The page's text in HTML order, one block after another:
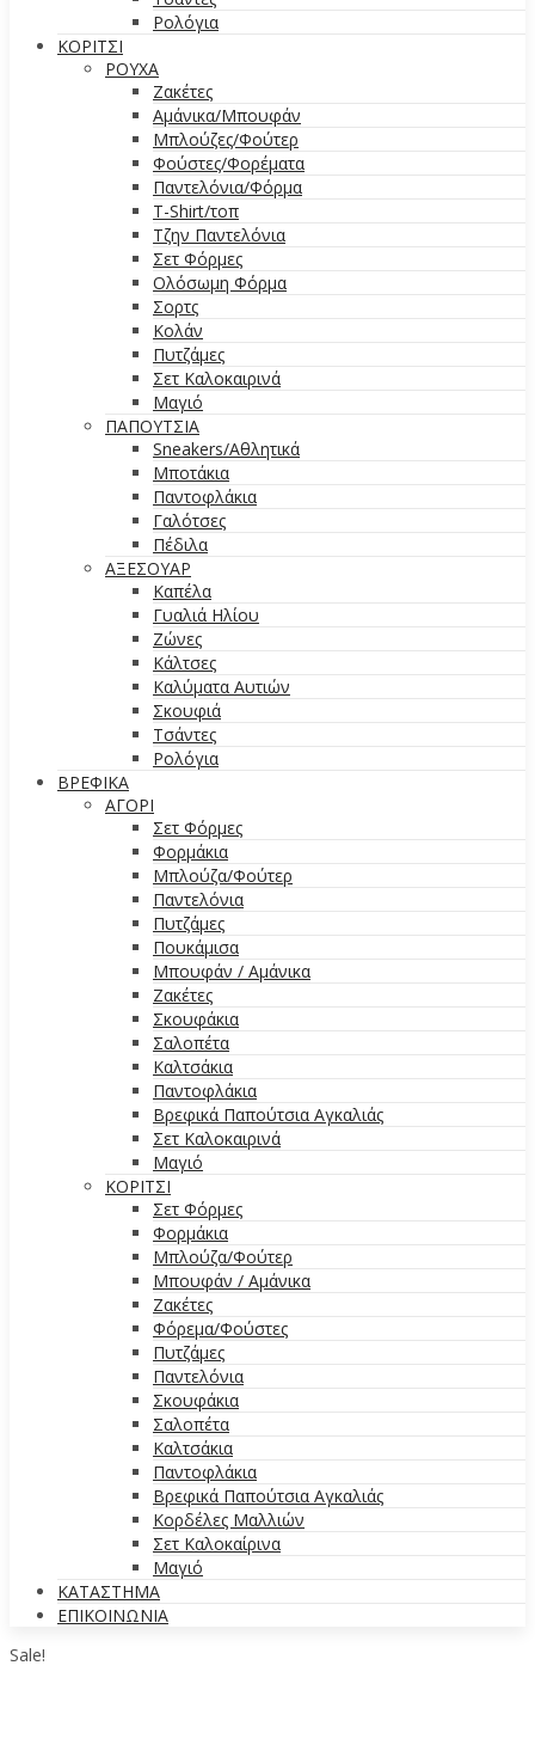
Ρολόγια
ΚΟΡΙΤΣΙ
ΡΟΥΧΑ
Ζακέτες
Αμάνικα/Μπουφάν
Μπλούζες/Φούτερ
Φούστες/Φορέματα
Παντελόνια/Φόρμα
T-Shirt/τοπ
Τζην Παντελόνια
Σετ Φόρμες
Ολόσωμη Φόρμα
Σορτς
Κολάν
Πυτζάμες
Σετ Καλοκαιρινά
Μαγιό
ΠΑΠΟΥΤΣΙΑ
Sneakers/Αθλητικά
Μποτάκια
Παντοφλάκια
Γαλότσες
Πέδιλα
ΑΞΕΣΟΥΑΡ
Καπέλα
Γυαλιά Ηλίου
Ζώνες
Κάλτσες
Καλύματα Αυτιών
Σκουφιά
Τσάντες
Ρολόγια
ΒΡΕΦΙΚΑ
ΑΓΟΡΙ
Σετ Φόρμες
Φορμάκια
Μπλούζα/Φούτερ
Παντελόνια
Πυτζάμες
Πουκάμισα
Μπουφάν / Αμάνικα
Ζακέτες
Σκουφάκια
Σαλοπέτα
Καλτσάκια
Παντοφλάκια
Βρεφικά Παπούτσια Αγκαλιάς
Σετ Καλοκαιρινά
Μαγιό
ΚΟΡΙΤΣΙ
Σετ Φόρμες
Φορμάκια
Μπλούζα/Φούτερ
Μπουφάν / Αμάνικα
Ζακέτες
Φόρεμα/Φούστες
Πυτζάμες
Παντελόνια
Σκουφάκια
Σαλοπέτα
Καλτσάκια
Παντοφλάκια
Βρεφικά Παπούτσια Αγκαλιάς
Κορδέλες Μαλλιών
Σετ Καλοκαίρινα
Μαγιό
ΚΑΤΑΣΤΗΜΑ
ΕΠΙΚΟΙΝΩΝΙΑ
Sale!